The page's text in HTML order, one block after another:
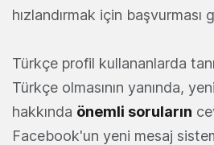
hızlandırmak için başvurması
Türkçe profil kullananlarda
Türkçe olmasının yanında,
hakkında önemli soruların
Facebook'un yeni mesaj